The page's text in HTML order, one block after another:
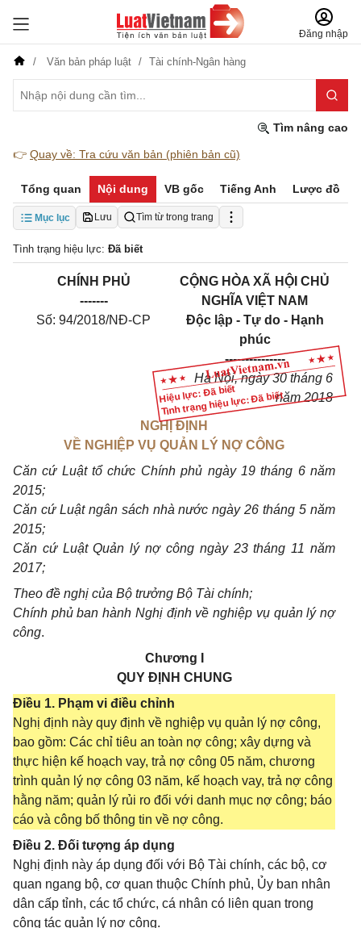
Đăng nhập
Văn bản pháp luật Tài chính-Ngân hàng
Tìm nâng cao
👉 Quay về: Tra cứu văn bản (phiên bản cũ)
Tổng quan Nội dung VB gốc Tiếng Anh Lược đồ
Mục lục Lưu Tìm từ trong trang
Tình trạng hiệu lực: Đã biết
Hiệu lực: Đã biết
Tình trạng hiệu lực: Đã biết
CHÍNH PHỦ
-------
Số: 94/2018/NĐ-CP
CỘNG HÒA XÃ HỘI CHỦ
NGHĨA VIỆT NAM
Độc lập - Tự do - Hạnh
phúc
---------------
Hà Nội,ngày30 tháng 6
năm 2018
NGHỊ ĐỊNH
VỀ NGHIỆP VỤ QUẢN LÝ NỢ CÔNG
Căn cứ Luật tổ chức Chính phủ ngày 19 tháng 6 năm
2015;
Căn cứ Luật ngân sách nhà nước ngày 26 tháng 5 năm
2015;
Căn cứ Luật Quản lý nợ công ngày 23 tháng 11 năm
2017;
Theo đề nghị của Bộ trưởng Bộ Tài chính;
Chính phủ ban hành Nghị định về nghiệp vụ quản lý nợ
công.
Chương I
QUY ĐỊNH CHUNG
Điều 1. Phạm vi điều chỉnh
Nghị định này quy định về nghiệp vụ quản lý nợ công,
bao gồm: Các chỉ tiêu an toàn nợ công; xây dựng và
thực hiện kế hoạch vay, trả nợ công 05 năm, chương
trình quản lý nợ công 03 năm, kế hoạch vay, trả nợ công
hằng năm; quản lý rủi ro đối với danh mục nợ công; báo
cáo và công bố thông tin về nợ công.
Điều 2. Đối tượng áp dụng
Nghị định này áp dụng đối với Bộ Tài chính, các bộ, cơ
quan ngang bộ, cơ quan thuộc Chính phủ, Ủy ban nhân
dân cấp tỉnh, các tổ chức, cá nhân có liên quan trong
công tác quản lý nợ công.